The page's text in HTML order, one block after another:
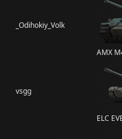
_Odihokiy_Volk
AMX
vsgg
ELC